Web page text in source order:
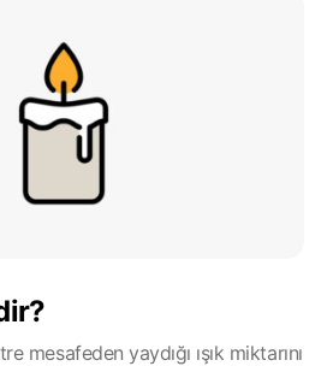
mesafeden yaydığı ışık miktarını